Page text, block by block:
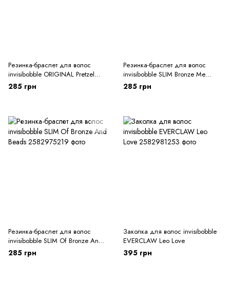
Резинка-браслет для волос
invisibobble ORIGINAL Pretzel
Brown
285 грн
Резинка-браслет для волос
invisibobble SLIM Bronze Me
Pretty
285 грн
Резинка-браслет для волос
invisibobble SLIM Of Bronze And
Beads
285 грн
Заколка для волос invisibobble
EVERCLAW Leo Love
395 грн